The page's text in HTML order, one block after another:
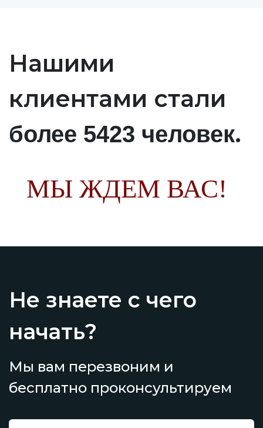
Нашими
клиентами стали
более 5423 человек.
МЫ ЖДЕМ ВАС!
Не знаете с чего
начать?
Мы вам перезвоним и
бесплатно проконсультируем